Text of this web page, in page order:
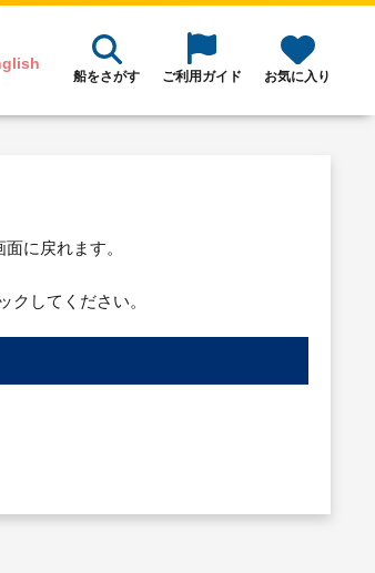
船をさがす ご利用ガイド お気に入り
に戻れます。
クしてください。